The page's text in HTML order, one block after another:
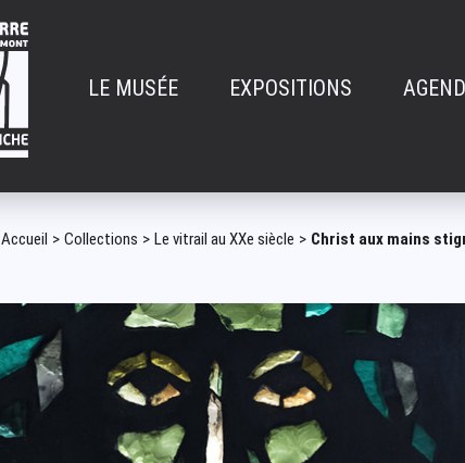
principale
LE MUSÉE EXPOSITIONS
Fil
d'Ariane
Accueil Collections Le vitrail au XXe siècle Christ aux mains